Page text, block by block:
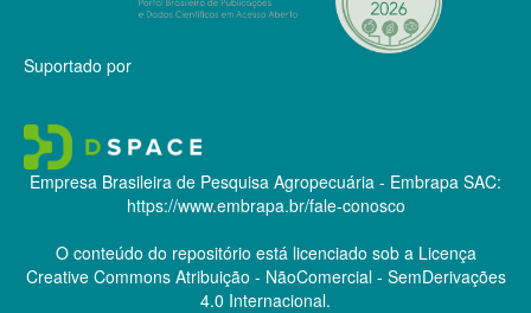
Suportado por
Empresa Brasileira de Pesquisa Agropecuária - Embrapa SAC:
https://www.embrapa.br/fale-conosco
O conteúdo do repositório está licenciado sob a Licença
Creative CommonsAtribuição - NãoComercial - SemDerivações
4.0 Internacional.